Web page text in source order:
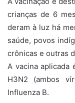
crianças de 6
deram à luz há
saúde, povos
crônicas e outras
A vacina aplicada
H3N2 (ambos
Influenza B.